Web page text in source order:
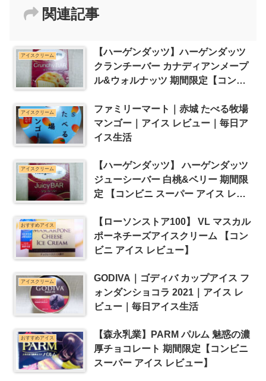
関連記事
アイスクリーム
【ハーゲンダッツ】ハーゲンダッツ
クランチーバー カナディアンメープ
ル&ウォルナッツ 期間限定【コンビ
アイスクリーム
ファミリーマート｜赤城 たべる牧場
マンゴー｜アイス レビュー｜毎日ア
イス生活
アイスクリーム
【ハーゲンダッツ】 ハーゲンダッツ
ジューシーバー 白桃&ベリー 期間限
定 【コンビニ スーパー アイス レビ
おすすめアイス
【ローソンストア100】 VL マスカル
ポーネチーズアイスクリーム 【コン
ビニ アイス レビュー】
アイスクリーム
GODIVA｜ゴディバ カップアイス フ
ォンダンショコラ 2021｜アイス レ
ビュー｜毎日アイス生活
おすすめアイス
【森永乳業】PARM パルム 魅惑の濃
厚チョコレート 期間限定【コンビニ
スーパー アイス レビュー】